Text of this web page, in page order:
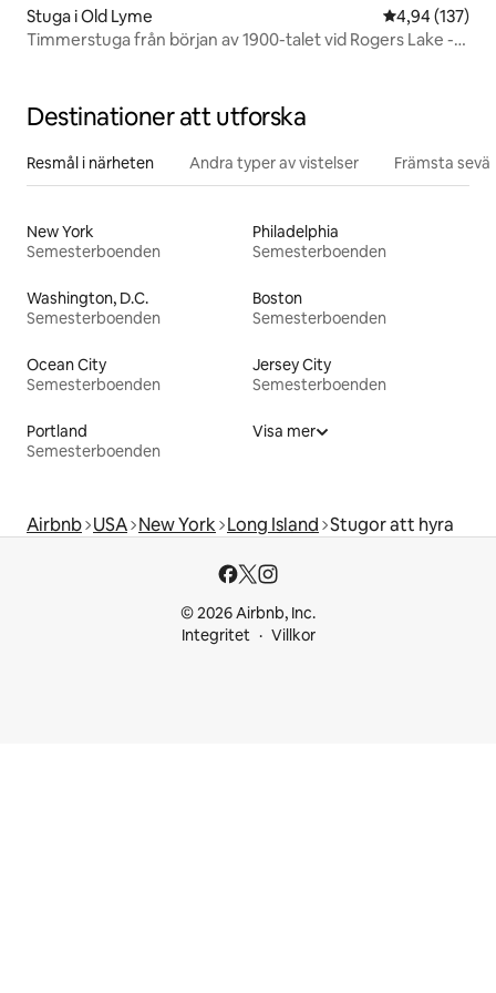
Stuga i Old Lyme 4,94 av 5 i
4,94 (137)
Timmerstuga från början av 1900-talet vid Rogers Lake -
Destinationer att utforska
Resmål i närheten Andra typer av vistelser Främsta
New York
Semesterboenden
Philadelphia
Semesterboenden
Washington, D.C.
Semesterboenden
Boston
Semesterboenden
Ocean City
Semesterboenden
Jersey City
Semesterboenden
Portland
Semesterboenden
Visa mer
Airbnb USA New York Long Island Stugor att hyra
© 2026 Airbnb, Inc.
Integritet
Villkor